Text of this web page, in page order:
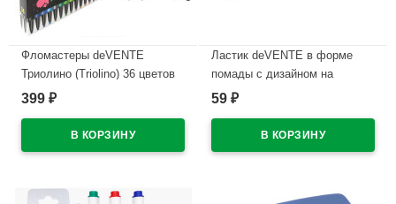
Фломастеры deVENTE
Триолино (Triolino) 36 цветов
трехгранные картонная
399 ₽
Ластик deVENTE в форме
помады с дизайном на
корпусе арт.8030619
59 ₽